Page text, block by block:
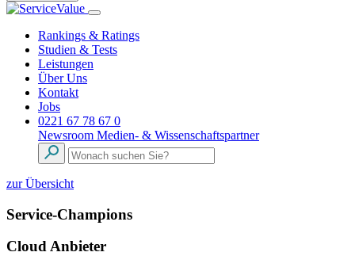
Rankings & Ratings
Studien & Tests
Leistungen
Über Uns
Kontakt
Jobs
0221 67 78 67 0
Newsroom Medien- & Wissenschaftspartner
zur Übersicht
Service-Champions
Cloud Anbieter